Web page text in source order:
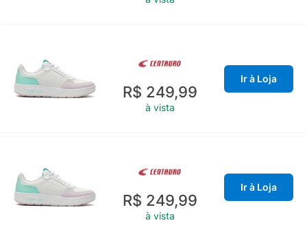
R$ 249,99
à vista
Ir à Loja
R$ 249,99
à vista
Ir à Loja